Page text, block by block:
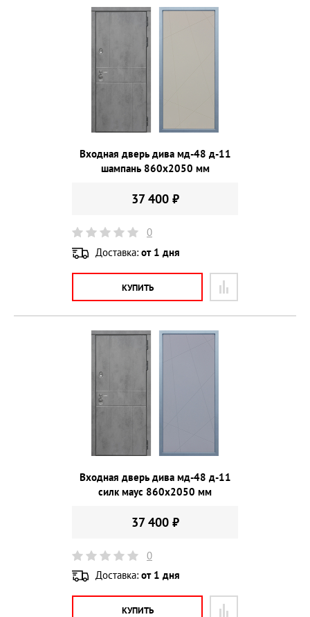
Входная дверь дива мд-48 д-11
шампань 860х2050 мм
37 400 ₽
0
Доставка: от 1 дня
КУПИТЬ
Входная дверь дива мд-48 д-11
силк маус 860х2050 мм
37 400 ₽
0
Доставка: от 1 дня
КУПИТЬ